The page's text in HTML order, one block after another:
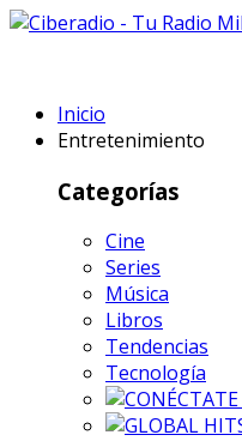
Inicio
Entretenimiento
Categorías
Cine
Series
Música
Libros
Tendencias
Tecnología